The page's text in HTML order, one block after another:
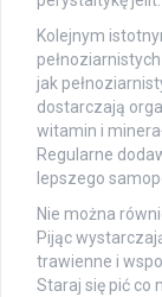
Kolejnym
jak
dostarczają
witamin i
Regularne
lepszego
Nie można
Pijąc
trawienne i
Staraj się pić co